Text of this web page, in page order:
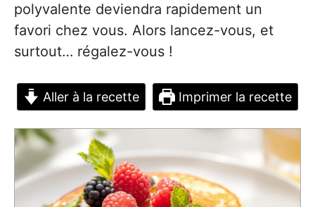
polyvalente deviendra rapidement un
favori chez vous. Alors lancez-vous, et
surtout… régalez-vous !
Aller à la recette Imprimer la recette